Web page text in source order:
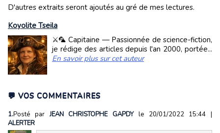
D'autres extraits seront ajoutés au gré de mes lectures.
Koyolite Tseila
⚔️🦜 Capitaine — Passionnée de science-fiction,
je rédige des articles depuis l'an 2000, portée...
En savoir plus sur cet auteur
💬 VOS COMMENTAIRES
1.Posté parJEAN CHRISTOPHE GAPDY le 20/01/2022 15:44 |
ALERTER